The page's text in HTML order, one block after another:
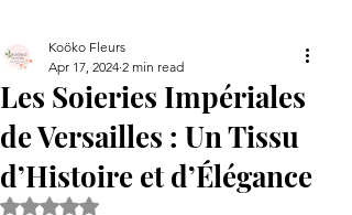
Les Soieries Impériales
de Versailles : Un Tissu
d’Histoire et d’Élégance
Koöko Fleurs
Apr 17, 2024 2 min read
Rated NaN out of 5 stars.